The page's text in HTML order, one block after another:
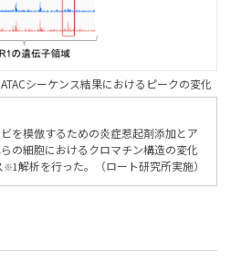
シーケンス結果におけるピークの変化
を模倣するための炎症惹起剤添加とア
の細胞におけるクロマチン構造の変化
※1 解析を行った。（ロート研究所実施）